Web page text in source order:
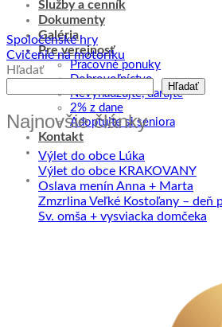
Služby a cenník
Dokumenty
Galéria
Pre verejnosť
Pracovné ponuky
Dobrovoľníctvo
Nevyhadzujte, darujte
2% z dane
Adoptujte si seniora
Kontakt
Spoločenské hry
Cvičenie na motoriku
Hľadať
Hľadať
Najnovšie články
Výlet do obce Lúka
Výlet do obce KRAKOVANY
Oslava menín Anna + Marta
Zmzrlina Veľké Kostoľany – deň
Sv. omša + vysviacka domčeka